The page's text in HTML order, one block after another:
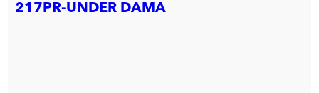
217PR-UNDER DAMA